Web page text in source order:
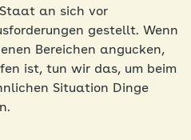
an sich vor
gestellt. Wenn
Bereichen angucken,
ist, tun wir das, um beim
Situation Dinge